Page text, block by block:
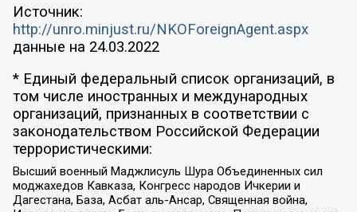
Источник:
http://unro.minjust.ru/NKOForeignAgent.aspx
данные на 24.03.2022
* Единый федеральный список организаций, в
том числе иностранных и международных
организаций, признанных в соответствии с
законодательством Российской Федерации
террористическими:
Высший военный Маджлисуль Шура Объединенных сил
моджахедов Кавказа, Конгресс народов Ичкерии и
Дагестана, База, Асбат аль-Ансар, Священная война,